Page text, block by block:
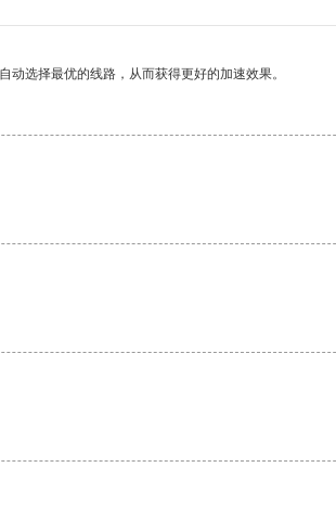
选择最优的线路，从而获得更好的加速效果。